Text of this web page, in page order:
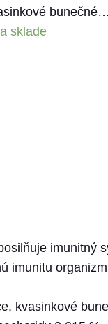
bunečné…
sklade
imunitný
imunitu
kvasinkové